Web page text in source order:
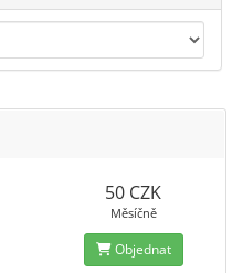
50 CZK
Měsíčně
Objednat